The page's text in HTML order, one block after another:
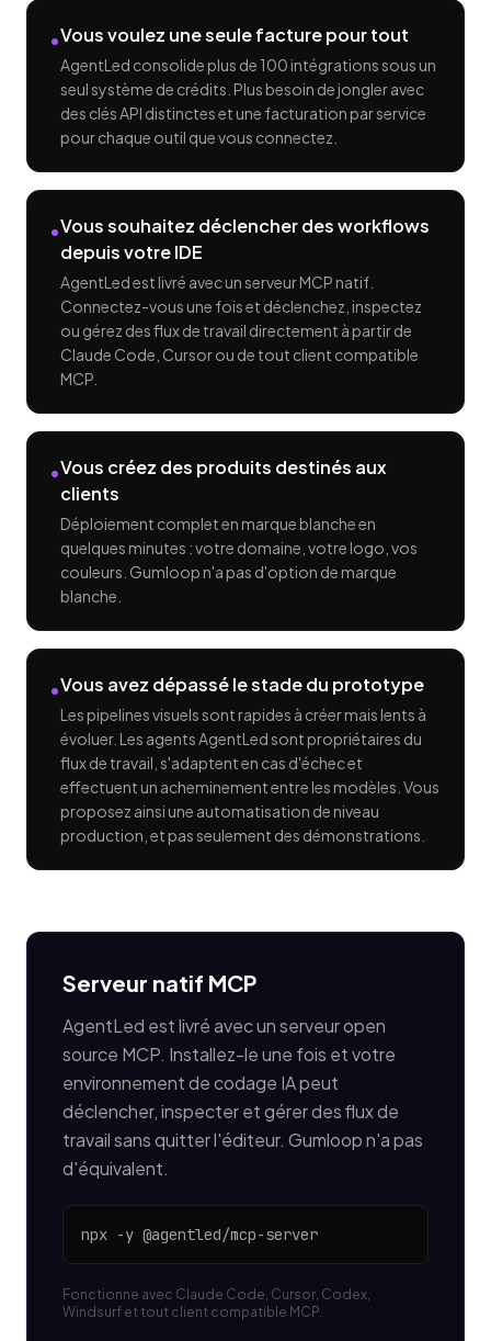
•Vous voulez une seule facture pour tout
AgentLed consolide plus de 100 intégrations sous un
seul système de crédits. Plus besoin de jongler avec
des clés API distinctes et une facturation par service
pour chaque outil que vous connectez.
•Vous souhaitez déclencher des workflows
depuis votre IDE
AgentLed est livré avec un serveur MCP natif.
Connectez-vous une fois et déclenchez, inspectez
ou gérez des flux de travail directement à partir de
Claude Code, Cursor ou de tout client compatible
MCP.
•Vous créez des produits destinés aux
clients
Déploiement complet en marque blanche en
quelques minutes : votre domaine, votre logo, vos
couleurs. Gumloop n'a pas d'option de marque
blanche.
•Vous avez dépassé le stade du prototype
Les pipelines visuels sont rapides à créer mais lents à
évoluer. Les agents AgentLed sont propriétaires du
flux de travail, s'adaptent en cas d'échec et
effectuent un acheminement entre les modèles. Vous
proposez ainsi une automatisation de niveau
production, et pas seulement des démonstrations.
Serveur natif MCP
AgentLed est livré avec un serveur open
source MCP. Installez-le une fois et votre
environnement de codage IA peut
déclencher, inspecter et gérer des flux de
travail sans quitter l'éditeur. Gumloop n'a pas
d'équivalent.
npx -y @agentled/mcp-server
Fonctionne avec Claude Code, Cursor, Codex,
Windsurf et tout client compatible MCP.